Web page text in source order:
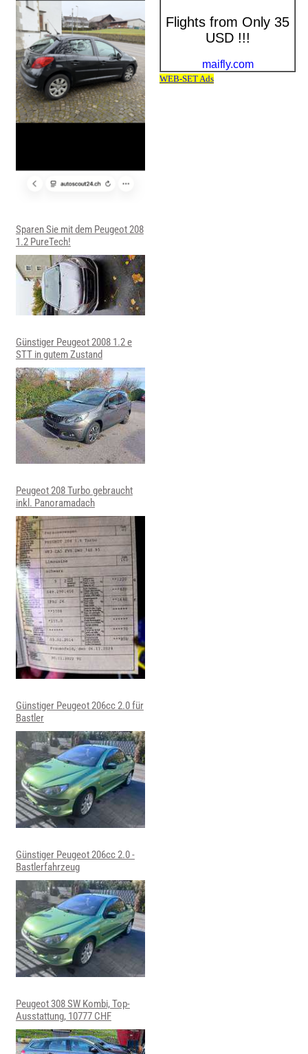
Sparen Sie mit dem Peugeot 208
1.2 PureTech!
Günstiger Peugeot 2008 1.2 e
STT in gutem Zustand
Peugeot 208 Turbo gebraucht
inkl. Panoramadach
Günstiger Peugeot 206cc 2.0 für
Bastler
Günstiger Peugeot 206cc 2.0 -
Bastlerfahrzeug
Peugeot 308 SW Kombi, Top-
Ausstattung, 10777 CHF